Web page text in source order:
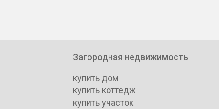
Загородная недвижимость
купить дом
купить коттедж
купить участок